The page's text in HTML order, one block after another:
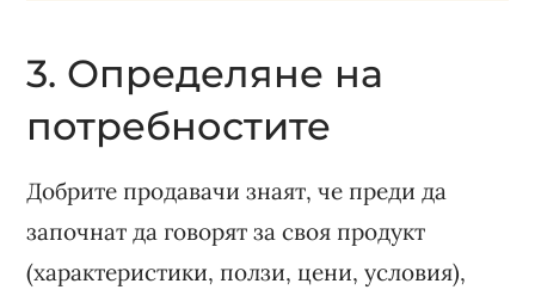
3. Определяне на
потребностите
Добрите продавачи знаят, че преди да
започнат да говорят за своя продукт
(характеристики, ползи, цени, условия),